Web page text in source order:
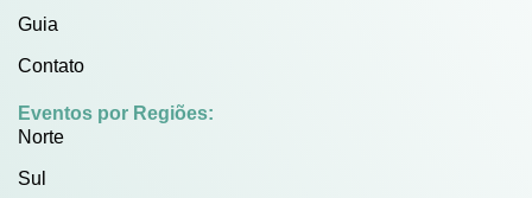
Guia
Contato
Eventos por Regiões:
Norte
Sul